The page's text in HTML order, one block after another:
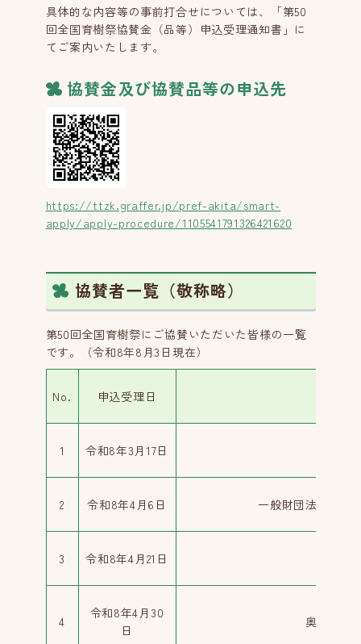
具体的な内容等の事前打合せについては、「第50
回全国育樹祭協賛金（品等）申込受理通知書」に
てご案内いたします。
協賛金及び協賛品等の申込先
https://ttzk.graffer.jp/pref-akita/smart-
apply/apply-procedure/1105541791326421620
協賛者一覧（敬称略）
第50回全国育樹祭にご協賛いただいた皆様の一覧
です。（令和8年8月3日現在）
No. 申込受理日
1 令和8年3月17日
2 令和8年4月6日 一般財団法人日本
3 令和8年4月21日
4
令和8年4月30
日
奥山ボー